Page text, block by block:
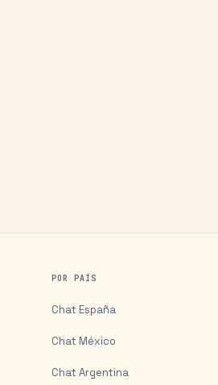
POR PAÍS
Chat España
Chat México
Chat Argentina